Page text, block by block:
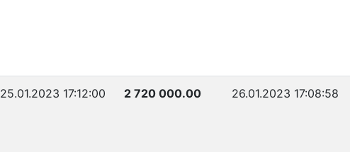
25.01.2023 17:12:00 2 720 000.00 26.01.2023 17:08:58